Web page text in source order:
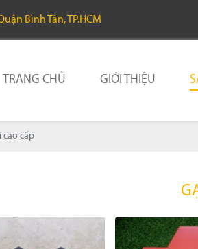
Bình Tân, TP.HCM
TRANG CHỦ GIỚI THIỆU
cao cấp